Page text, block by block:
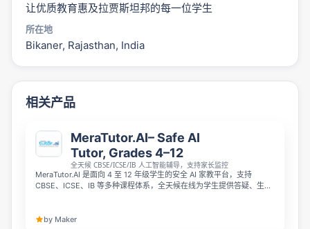
让优质教育惠及拉贾斯坦邦的每一位学生
所在地
Bikaner, Rajasthan, India
相关产品
MeraTutor.AI– Safe AI
Tutor, Grades 4–12
全天候 CBSE/ICSE/IB 人工智能辅导，支持家长监控
MeraTutor.AI 是面向 4 至 12 年级学生的安全 AI 家教平台，支持
CBSE、ICSE、IB 等多种课程体系，全天候在线为学生提供答疑、生成
使用，可免费开始体验。
by Maker